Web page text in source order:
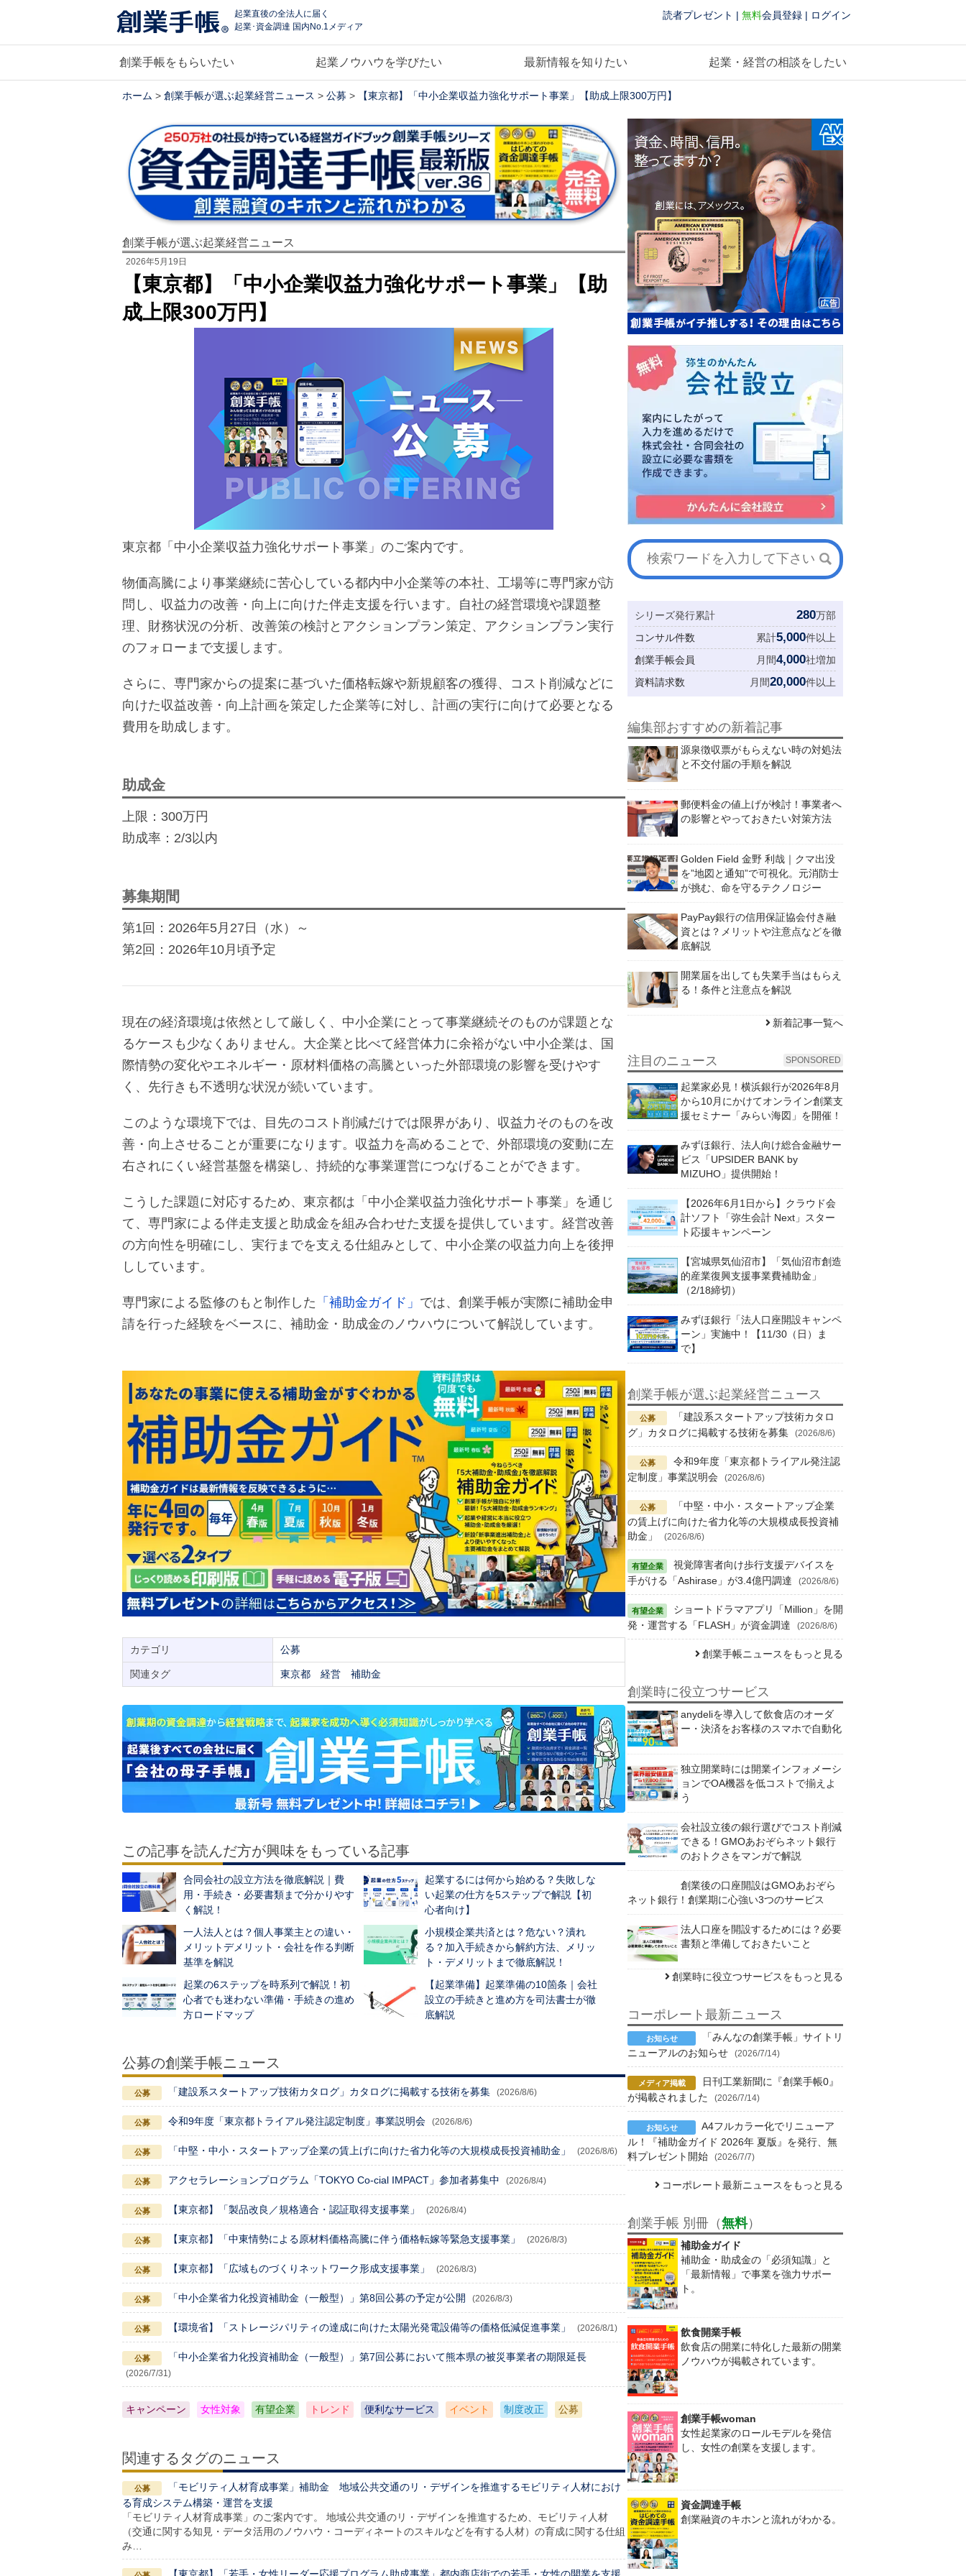
起業直後の全法人に届く
起業･資金調達 国内No.1メディア
読者プレゼント | 無料会員登録 | ログイン
創業手帳をもらいたい 起業ノウハウを学びたい 最新情報を知りたい 起業・経営の相談をしたい
ホーム > 創業手帳が選ぶ起業経営ニュース > 公募 > 【東京都】「中小企業収益力強化サポート事業」【助成上限300万円】
創業手帳が選ぶ起業経営ニュース
2026年5月19日
【東京都】「中小企業収益力強化サポート事業」【助
成上限300万円】
東京都「中小企業収益力強化サポート事業」のご案内です。
物価高騰により事業継続に苦心している都内中小企業等の本社、工場等に専門家が訪
問し、収益力の改善・向上に向けた伴走支援を行います。自社の経営環境や課題整
理、財務状況の分析、改善策の検討とアクションプラン策定、アクションプラン実行
のフォローまで支援します。
さらに、専門家からの提案に基づいた価格転嫁や新規顧客の獲得、コスト削減などに
向けた収益改善・向上計画を策定した企業等に対し、計画の実行に向けて必要となる
費用を助成します。
助成金
上限：300万円
助成率：2/3以内
募集期間
第1回：2026年5月27日（水）～
第2回：2026年10月頃予定
現在の経済環境は依然として厳しく、中小企業にとって事業継続そのものが課題とな
るケースも少なくありません。大企業と比べて経営体力に余裕がない中小企業は、国
際情勢の変化やエネルギー・原材料価格の高騰といった外部環境の影響を受けやす
く、先行きも不透明な状況が続いています。
このような環境下では、目先のコスト削減だけでは限界があり、収益力そのものを改
善・向上させることが重要になります。収益力を高めることで、外部環境の変動に左
右されにくい経営基盤を構築し、持続的な事業運営につなげることができます。
こうした課題に対応するため、東京都は「中小企業収益力強化サポート事業」を通じ
て、専門家による伴走支援と助成金を組み合わせた支援を提供しています。経営改善
の方向性を明確にし、実行までを支える仕組みとして、中小企業の収益力向上を後押
ししています。
専門家による監修のもと制作した 「補助金ガイド」 では、創業手帳が実際に補助金申
請を行った経験をベースに、補助金・助成金のノウハウについて解説しています。
カテゴリ 公募
関連タグ 東京都 経営 補助金
この記事を読んだ方が興味をもっている記事
合同会社の設立方法を徹底解説｜費
用・手続き・必要書類まで分かりやす
く解説！
起業するには何から始める？失敗しな
い起業の仕方を5ステップで解説【初
心者向け】
一人法人とは？個人事業主との違い・
メリットデメリット・会社を作る判断
基準を解説
小規模企業共済とは？危ない？潰れ
る？加入手続きから解約方法、メリッ
ト・デメリットまで徹底解説！
起業の6ステップを時系列で解説！初
心者でも迷わない準備・手続きの進め
方ロードマップ
【起業準備】起業準備の10箇条｜会社
設立の手続きと進め方を司法書士が徹
底解説
公募の創業手帳ニュース
「建設系スタートアップ技術カタログ」カタログに掲載する技術を募集 (2026/8/6)
令和9年度「東京都トライアル発注認定制度」事業説明会 (2026/8/6)
「中堅・中小・スタートアップ企業の賃上げに向けた省力化等の大規模成長投資補助金」 (2026/8/6)
アクセラレーションプログラム「TOKYO Co-cial IMPACT」参加者募集中 (2026/8/4)
【東京都】「製品改良／規格適合・認証取得支援事業」 (2026/8/4)
【東京都】「中東情勢による原材料価格高騰に伴う価格転嫁等緊急支援事業」 (2026/8/3)
【東京都】「広域ものづくりネットワーク形成支援事業」 (2026/8/3)
「中小企業省力化投資補助金（一般型）」第8回公募の予定が公開 (2026/8/3)
【環境省】「ストレージパリティの達成に向けた太陽光発電設備等の価格低減促進事業」 (2026/8/1)
「中小企業省力化投資補助金（一般型）」第7回公募において熊本県の被災事業者の期限延長
(2026/7/31)
キャンペーン 女性対象 有望企業 トレンド 便利なサービス イベント 制度改正 公募
関連するタグのニュース
「モビリティ人材育成事業」補助金 地域公共交通のリ・デザインを推進するモビリティ人材におけ
る育成システム構築・運営を支援
「モビリティ人材育成事業」のご案内です。 地域公共交通のリ・デザインを推進するため、モビリティ人材
（交通に関する知見・データ活用のノウハウ・コーディネートのスキルなどを有する人材）の育成に関する仕組
み…
シリーズ発行累計 280万部
コンサル件数
累計5,000件以上
創業手帳会員
月間4,000社増加
資料請求数
月間20,000件以上
編集部おすすめの新着記事
源泉徴収票がもらえない時の対処法
と不交付届の手順を解説
郵便料金の値上げが検討！事業者へ
の影響とやっておきたい対策方法
Golden Field 金野 利哉｜クマ出没
を”地図と通知”で可視化。元消防士
が挑む、命を守るテクノロジー
PayPay銀行の信用保証協会付き融
資とは？メリットや注意点などを徹
底解説
開業届を出しても失業手当はもらえ
る！条件と注意点を解説
新着記事一覧へ
注目のニュース SPONSORED
起業家必見！横浜銀行が2026年8月
から10月にかけてオンライン創業支
援セミナー「みらい海図」を開催！
みずほ銀行、法人向け総合金融サー
ビス「UPSIDER BANK by
MIZUHO」提供開始！
【2026年6月1日から】クラウド会
計ソフト「弥生会計 Next」スター
ト応援キャンペーン
【宮城県気仙沼市】「気仙沼市創造
的産業復興支援事業費補助金」
（2/18締切）
みずほ銀行「法人口座開設キャンペ
ーン」実施中！【11/30（日）ま
で】
創業手帳が選ぶ起業経営ニュース
「建設系スタートアップ技術カタロ
グ」カタログに掲載する技術を募集
(2026/8/6)
令和9年度「東京都トライアル発注認
定制度」事業説明会
(2026/8/6)
「中堅・中小・スタートアップ企業
の賃上げに向けた省力化等の大規模成長投資補
助金」
(2026/8/6)
視覚障害者向け歩行支援デバイスを
手がける「Ashirase」が3.4億円調達
(2026/8/6)
ショートドラマアプリ「Million」を開
発・運営する「FLASH」が資金調達
(2026/8/6)
創業手帳ニュースをもっと見る
創業時に役立つサービス
anydeliを導入して飲食店のオーダ
ー・決済をお客様のスマホで自動化
独立開業時には開業インフォメーシ
ョンでOA機器を低コストで揃えよ
う
会社設立後の銀行選びでコスト削減
できる！GMOあおぞらネット銀行
のおトクさをマンガで解説
創業後の口座開設はGMOあおぞら
ネット銀行！創業期に心強い3つのサービス
法人口座を開設するためには？必要
書類と準備しておきたいこと
創業時に役立つサービスをもっと見る
コーポレート最新ニュース
「みんなの創業手帳」サイトリ
ニューアルのお知らせ
(2026/7/14)
日刊工業新聞に『創業手帳0』
が掲載されました
(2026/7/14)
A4フルカラー化でリニューア
ル！『補助金ガイド 2026年 夏版』を発行、無
料プレゼント開始
(2026/7/7)
コーポレート最新ニュースをもっと見る
創業手帳 別冊（無料）
補助金ガイド
補助金・助成金の「必須知識」と
「最新情報」で事業を強力サポー
ト。
飲食開業手帳
飲食店の開業に特化した最新の開業
ノウハウが掲載されています。
創業手帳woman
女性起業家のロールモデルを発信
し、女性の創業を支援します。
資金調達手帳
創業融資のキホンと流れがわかる。